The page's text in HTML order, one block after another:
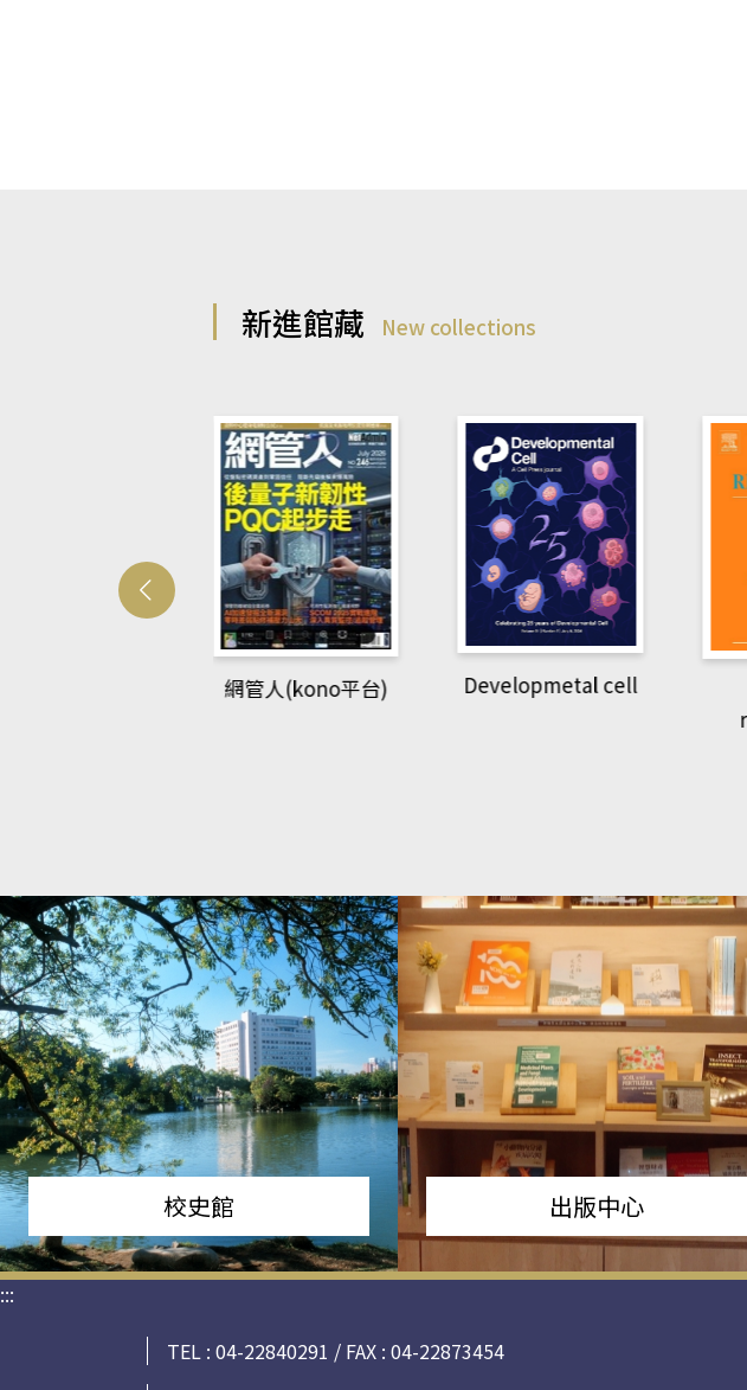
新進館藏 New collections
網管人(kono平台) Developmetal cell
校史館 出版中心
:::
TEL : 04-22840291 / FAX : 04-22873454